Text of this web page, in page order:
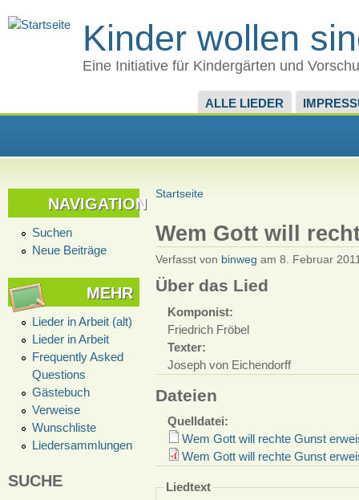
Kinder wollen
Eine Initiative für Kindergärten und
ALLE LIEDER
NAVIGATION
Suchen
Neue Beiträge
MEHR
Lieder in Arbeit (alt)
Lieder in Arbeit
Frequently Asked
Questions
Gästebuch
Verweise
Wunschliste
Liedersammlungen
SUCHE
Startseite
Wem Gott will
Verfasst von binweg am 8. Februar
Über das Lied
Komponist:
Friedrich Fröbel
Texter:
Joseph von Eichendorff
Dateien
Quelldatei:
Wem Gott will rechte Gunst
Wem Gott will rechte Gunst
Liedtext